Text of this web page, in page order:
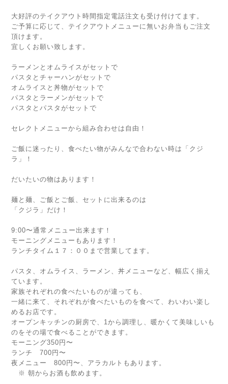
大好評のテイクアウト時間指定電話注文も受け付けてます。
ご予算に応じて、テイクアウトメニューに無いお弁当もご注文
頂けます。
宜しくお願い致します。
ラーメンとオムライスがセットで
パスタとチャーハンがセットで
オムライスと丼物がセットで
パスタとラーメンがセットで
パスタとパスタがセットで
セレクトメニューから組み合わせは自由！
ご飯に迷ったり、食べたい物がみんなで合わない時は「クジ
ラ」！
だいたいの物はあります！
麺と麺、ご飯とご飯、セットに出来るのは
「クジラ」だけ！
9:00〜通常メニュー出来ます！
モーニングメニューもあります！
ランチタイム１７：００まで営業してます。
パスタ、オムライス、ラーメン、丼メニューなど、幅広く揃え
ています。
家族それぞれの食べたいものが違っても、
一緒に来て、それぞれが食べたいものを食べて、わいわい楽し
めるお店です。
オープンキッチンの厨房で、1から調理し、暖かくて美味しいも
のをその場で食べることができます。
モーニング350円〜
ランチ 700円〜
夜メニュー 800円〜、アラカルトもあります。
※ 朝からお酒も飲めます。